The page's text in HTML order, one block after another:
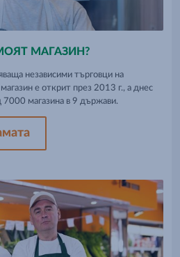
МОЯТ МАГАЗИН?
независими търговци на
е открит през 2013 г., а днес
магазина в 9 държави.